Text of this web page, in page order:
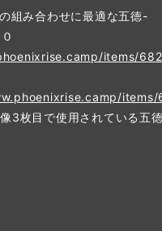
組み合わせに最適な五徳-
items/
items/
3枚目で使用されている五